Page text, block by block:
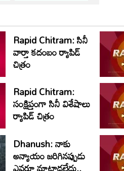
Rapid Chitram: సినీ
వార్తా కదంబం ర్యాపిడ్
చిత్రం
Rapid Chitram:
సంక్షిప్తంగా సినీ విశేషాలు
ర్యాపిడ్ చిత్రం
Dhanush: నాకు
అన్యాయం జరిగినప్పుడు